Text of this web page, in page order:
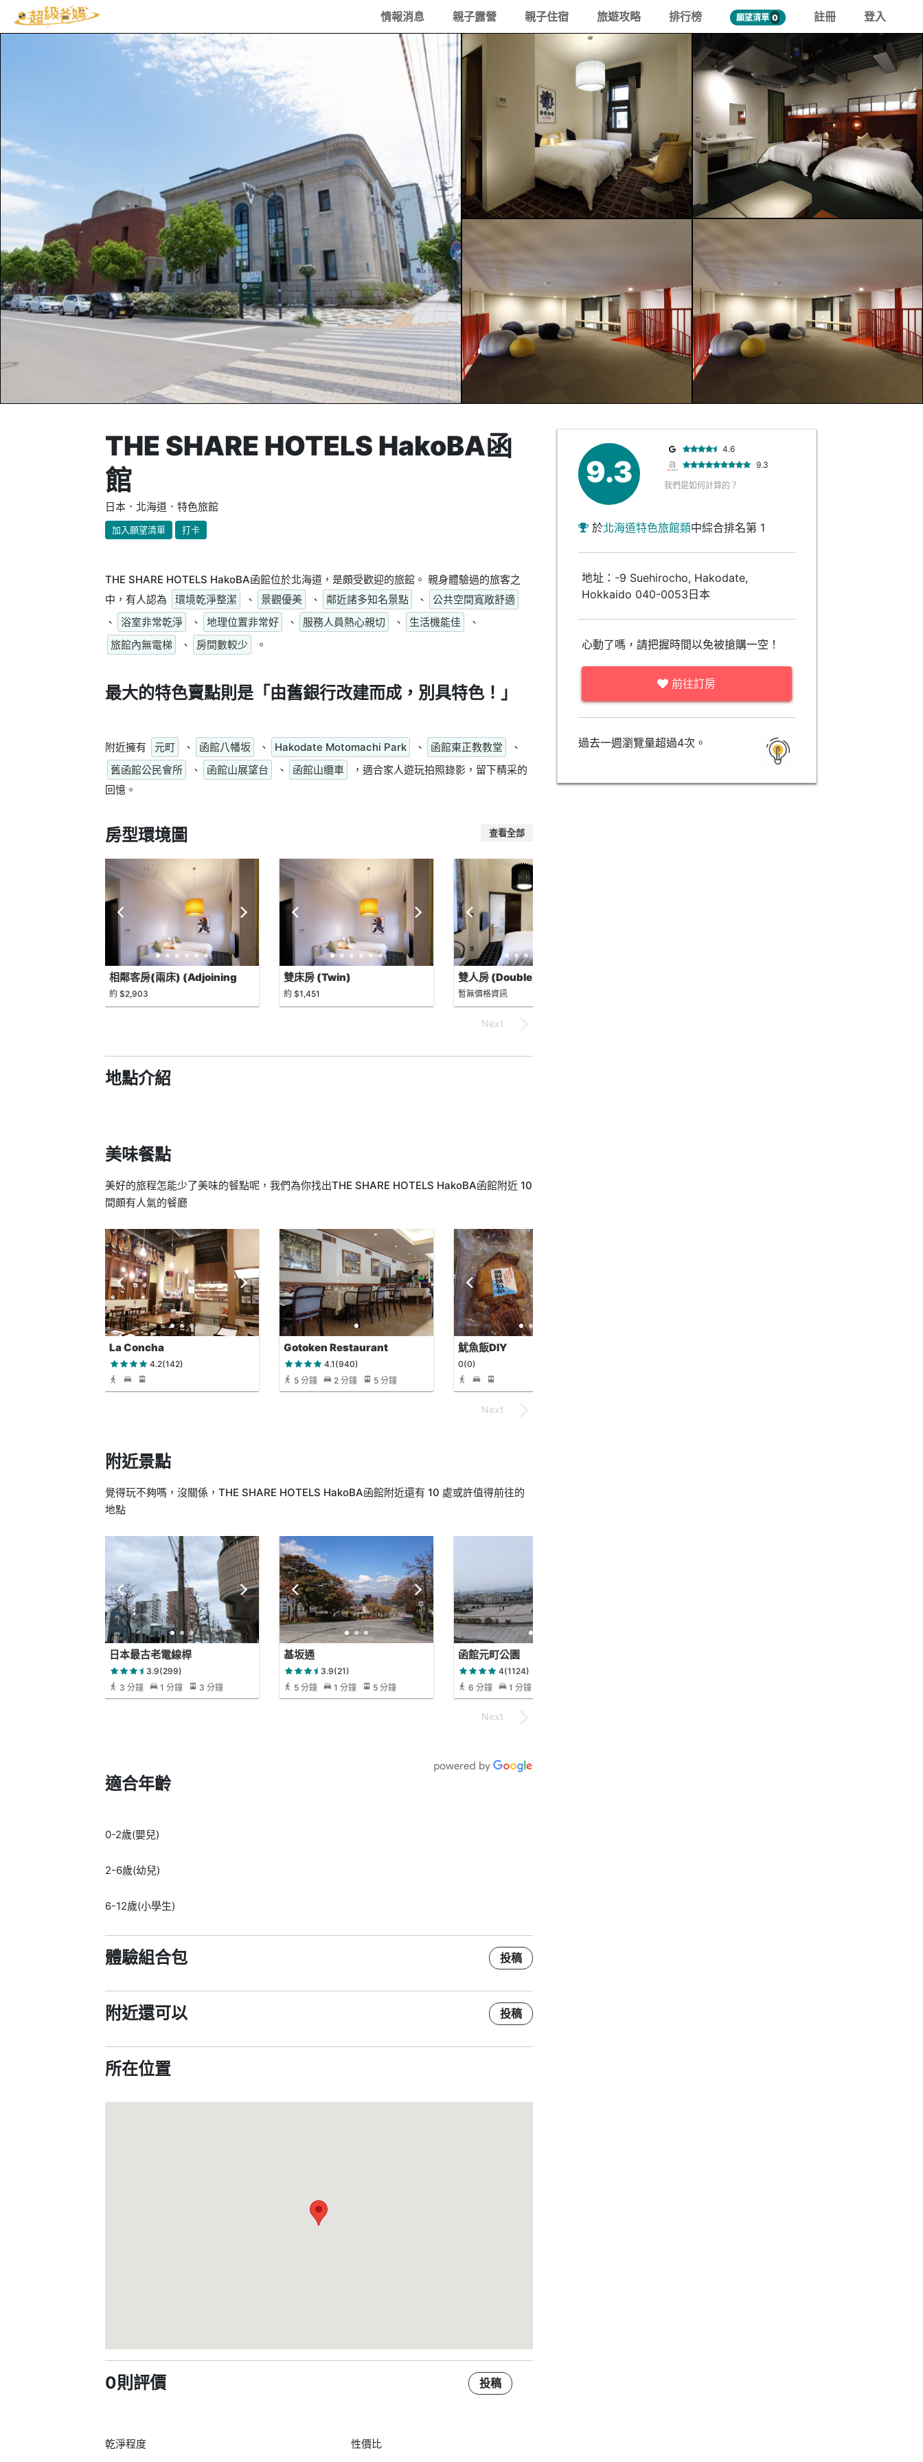
情報消息 親子露營 親子住宿 旅遊攻略 排行榜 願望清單 0 註冊 登入
THE SHARE HOTELS HakoBA函
館
日本．北海道．特色旅館
加入願望清單 打卡
THE SHARE HOTELS HakoBA函館位於北海道，是頗受歡迎的旅館。 親身體驗過的旅客之
中，有人認為
環境乾淨整潔 、 景觀優美 、 鄰近諸多知名景點 、
公共空間寬敞舒適
、
浴室非常乾淨 、 地理位置非常好 、 服務人員熱心親切 、 生活機能佳
、
旅館內無電梯
、 房間數較少 。
最大的特色賣點則是「由舊銀行改建而成，別具特色！」
附近擁有 元町 、 函館八幡坂 、 Hakodate Motomachi Park 、 函館東正教教堂
、
舊函館公民會所
、 函館山展望台 、 函館山纜車
，適合家人遊玩拍照錄影，留下精采的
回憶。
房型環境圖 查看全部
相鄰客房(兩床) (Adjoining
Twin Rooms)
約 $2,903
雙床房 (Twin)
約 $1,451
雙人房 (Double)
暫無價格資訊
地點介紹
美味餐點
美好的旅程怎能少了美味的餐點呢，我們為你找出THE SHARE HOTELS HakoBA函館附近 10
間頗有人氣的餐廳
La Concha
4.2(142)
Gotoken Restaurant
Yukikawatei
4.1(940)
5 分鐘
2 分鐘 5 分鐘
魷魚飯DIY
0(0)
附近景點
覺得玩不夠嗎，沒關係，THE SHARE HOTELS HakoBA函館附近還有 10 處或許值得前往的
地點
日本最古老電線桿
3.9(299)
3 分鐘
1 分鐘 3 分鐘
基坂通
3.9(21)
5 分鐘
1 分鐘 5 分鐘
函館元町公園
4(1124)
6 分鐘
1 分鐘
適合年齡
0-2歲(嬰兒)
2-6歲(幼兒)
6-12歲(小學生)
體驗組合包 投稿
附近還可以 投稿
所在位置
0則評價 投稿
乾淨程度 性價比
9.3
4.6
9.3
我們是如何計算的？
於北海道特色旅館類中綜合排名第 1
地址：-9 Suehirocho, Hakodate,
Hokkaido 040-0053日本
心動了嗎，請把握時間以免被搶購一空！
前往訂房
過去一週瀏覽量超過4次。